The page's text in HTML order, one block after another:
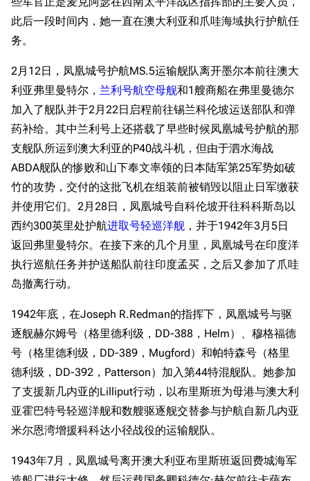
此后一段时间内，她一直在澳大利亚和爪哇海域执行护航任
务。
2月12日，凤凰城号护航MS.5运输舰队离开墨尔本前往澳大
利亚弗里曼特尔， 兰利号航空母舰和1艘商船在弗里曼德尔
加入了舰队并于2月22日启程前往锡兰科伦坡运送部队和弹
药补给。其中兰利号上还搭载了早些时候凤凰城号护航的那
支舰队所运到澳大利亚的P40战斗机，但由于泗水海战
ABDA舰队的惨败和山下奉文率领的日本陆军第25军势如破
竹的攻势，交付的这批飞机在组装前被销毁以阻止日军缴获
并使用它们。2月28日，凤凰城号自科伦坡开往科科斯岛以
西约300英里处护航进取号轻巡洋舰 ，并于1942年3月5日
返回弗里曼特尔。在接下来的几个月里，凤凰城号在印度洋
执行巡航任务并护送船队前往印度孟买，之后又参加了爪哇
岛撤离行动。
1942年底，在Joseph R.Redman的指挥下，凤凰城号与驱
逐舰赫尔姆号（格里德利级，DD-388，Helm）、穆格福德
号（格里德利级，DD-389，Mugford）和帕特森号（格里
德利级，DD-392，Patterson）加入第44特混舰队。她参加
了支援新几内亚的Lilliput行动，以布里斯班为母港与澳大利
亚霍巴特号轻巡洋舰和数艘驱逐舰交替参与护航自新几内亚
米尔恩湾增援科科达小径战役的运输舰队。
1943年7月，凤凰城号离开澳大利亚布里斯班返回费城海军